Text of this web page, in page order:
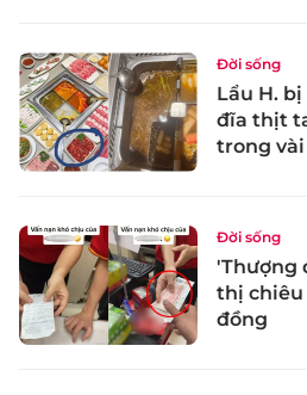
Đời sống
Lẩu H.
đĩa thịt
trong
Đời sống
'Thượng
thị chiêu
đồng